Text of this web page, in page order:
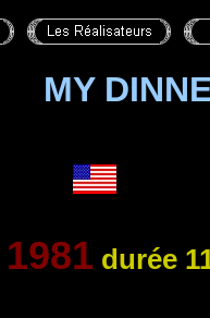
MY
1981 durée